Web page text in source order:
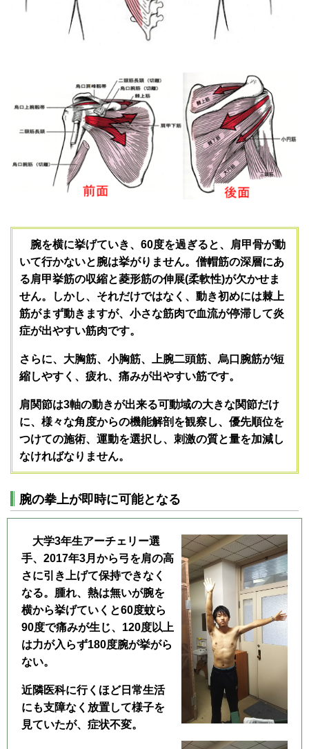
腕を横に挙げていき、60度を過ぎると、肩甲骨が動
いて行かないと腕は挙がりません。僧帽筋の深層にあ
る肩甲挙筋の収縮と菱形筋の伸展(柔軟性)が欠かせま
せん。しかし、それだけではなく、動き初めには棘上
筋がまず動きますが、小さな筋肉で血流が停滞して炎
症が出やすい筋肉です。
さらに、大胸筋、小胸筋、上腕二頭筋、烏口腕筋が短
縮しやすく、疲れ、痛みが出やすい筋です。
肩関節は3軸の動きが出来る可動域の大きな関節だけ
に、様々な角度からの機能解剖を観察し、優先順位を
つけての施術、運動を選択し、刺激の質と量を加減し
なければなりません。
腕の拳上が即時に可能となる
大学3年生アーチェリー選
手、2017年3月から弓を肩の高
さに引き上げて保持できなく
なる。腫れ、熱は無いが腕を
横から挙げていくと60度蚊ら
90度で痛みが生じ、120度以上
は力が入らず180度腕が挙がら
ない。
近隣医科に行くほど日常生活
にも支障なく放置して様子を
見ていたが、症状不変。